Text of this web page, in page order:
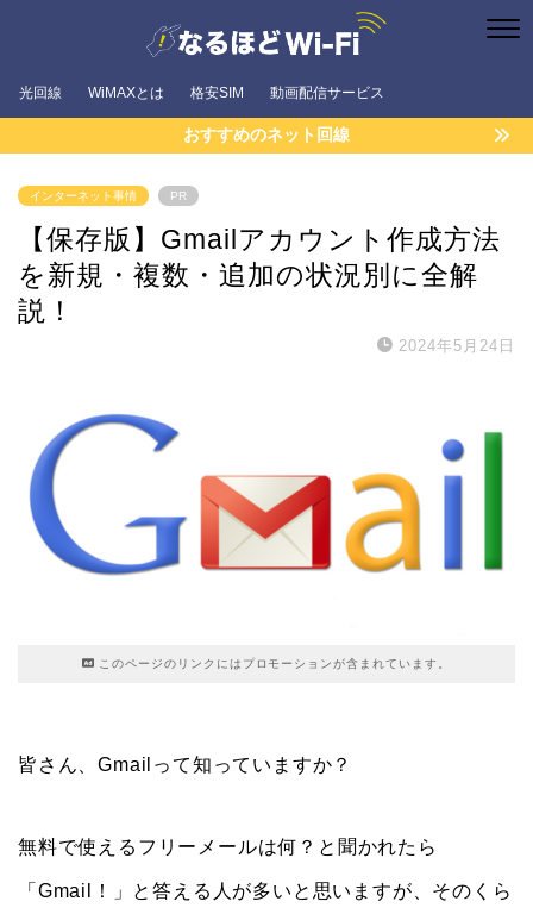
光回線 WiMAXとは 格安SIM 動画配信サービス
おすすめのネット回線
インターネット事情 PR
【保存版】Gmailアカウント作成方法
を新規・複数・追加の状況別に全解
説！
2024年5月24日
このページのリンクにはプロモーションが含まれています。
皆さん、Gmailって知っていますか？
無料で使えるフリーメールは何？と聞かれたら
「Gmail！」と答える人が多いと思いますが、そのくら